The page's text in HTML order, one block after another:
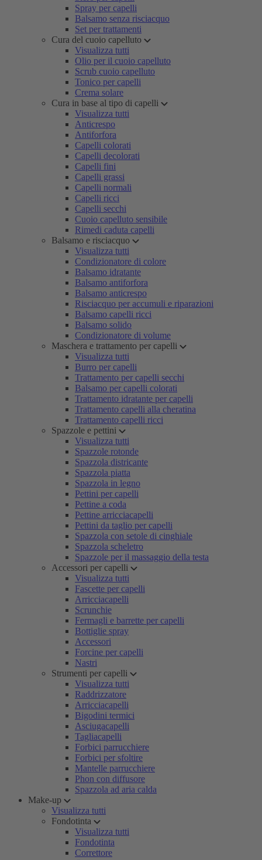
Spray per capelli
Balsamo senza risciacquo
Set per trattamenti
Cura del cuoio capelluto
Visualizza tutti
Olio per il cuoio capelluto
Scrub cuoio capelluto
Tonico per capelli
Crema solare
Cura in base al tipo di capelli
Visualizza tutti
Anticrespo
Antiforfora
Capelli colorati
Capelli decolorati
Capelli fini
Capelli grassi
Capelli normali
Capelli ricci
Capelli secchi
Cuoio capelluto sensibile
Rimedi caduta capelli
Balsamo e risciacquo
Visualizza tutti
Condizionatore di colore
Balsamo idratante
Balsamo antiforfora
Balsamo anticrespo
Risciacquo per accumuli e riparazioni
Balsamo capelli ricci
Balsamo solido
Condizionatore di volume
Maschera e trattamento per capelli
Visualizza tutti
Burro per capelli
Trattamento per capelli secchi
Balsamo per capelli colorati
Trattamento idratante per capelli
Trattamento capelli alla cheratina
Trattamento capelli ricci
Spazzole e pettini
Visualizza tutti
Spazzole rotonde
Spazzola districante
Spazzola piatta
Spazzola in legno
Pettini per capelli
Pettine a coda
Pettine arricciacapelli
Pettini da taglio per capelli
Spazzola con setole di cinghiale
Spazzola scheletro
Spazzole per il massaggio della testa
Accessori per capelli
Visualizza tutti
Fascette per capelli
Arricciacapelli
Scrunchie
Fermagli e barrette per capelli
Bottiglie spray
Accessori
Forcine per capelli
Nastri
Strumenti per capelli
Visualizza tutti
Raddrizzatore
Arricciacapelli
Bigodini termici
Asciugacapelli
Tagliacapelli
Forbici parrucchiere
Forbici per sfoltire
Mantelle parrucchiere
Phon con diffusore
Spazzola ad aria calda
Make-up
Visualizza tutti
Fondotinta
Visualizza tutti
Fondotinta
Correttore